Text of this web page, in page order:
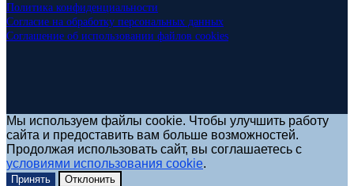
Политика конфиденциальности
Согласие на обработку персональных данных
Соглашение об использовании файлов cookies
Мы используем файлы cookie. Чтобы улучшить работу
сайта и предоставить вам больше возможностей.
Продолжая использовать сайт, вы соглашаетесь с
условиями использования cookie.
Принять Отклонить